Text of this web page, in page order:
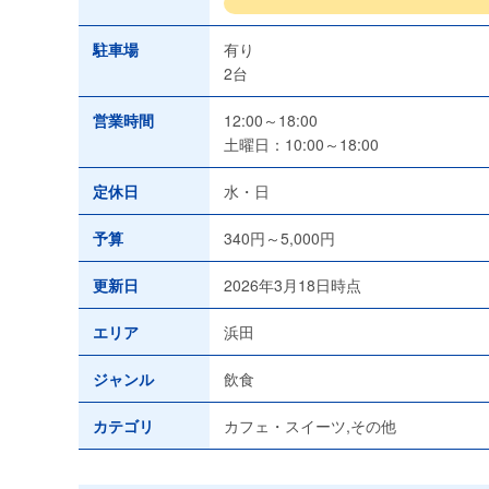
駐車場
有り
2台
営業時間
12:00～18:00
土曜日：10:00～18:00
定休日 水・日
予算 340円～5,000円
更新日 2026年3月18日時点
エリア 浜田
ジャンル 飲食
カテゴリ カフェ・スイーツ,その他